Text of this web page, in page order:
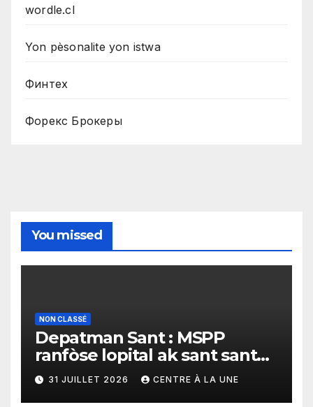
wordle.cl
Yon pèsonalite yon istwa
Финтех
Форекс Брокеры
You missed
NON CLASSÉ
Depatman Sant : MSPP
ranfòse lopital ak sant sante
yo ak yon enpòtan kagezon
materyèl medikal
31 JUILLET 2026 CENTRE À LA UNE